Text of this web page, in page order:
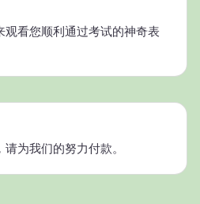
观看您顺利通过考试的神奇表
为我们的努力付款。